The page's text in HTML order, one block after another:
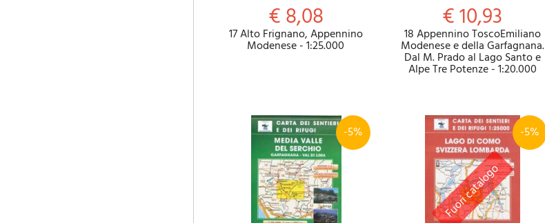
€ 8,08
17 Alto Frignano, Appennino
Modenese - 1:25.000
€ 10,93
18 Appennino ToscoEmiliano
Modenese e della Garfagnana.
Dal M. Prado al Lago Santo e
Alpe Tre Potenze - 1:20.000
-5% -5%